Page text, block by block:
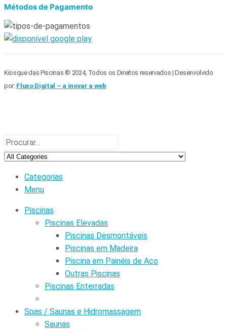
Métodos de Pagamento
Kiosque das Piscinas © 2024, Todos os Direitos reservados | Desenvolvido
por: Fluxo Digital – a inovar a web
Categorias
Menu
Piscinas
Piscinas Elevadas
Piscinas Desmontáveis
Piscinas em Madeira
Piscina em Painéis de Aço
Outras Piscinas
Piscinas Enterradas
Spas / Saunas e Hidromassagem
Saunas